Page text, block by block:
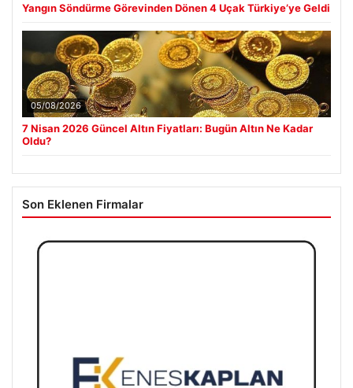
Yangın Söndürme Görevinden Dönen 4 Uçak Türkiye’ye Geldi
05/08/2026
7 Nisan 2026 Güncel Altın Fiyatları: Bugün Altın Ne Kadar
Oldu?
Son Eklenen Firmalar